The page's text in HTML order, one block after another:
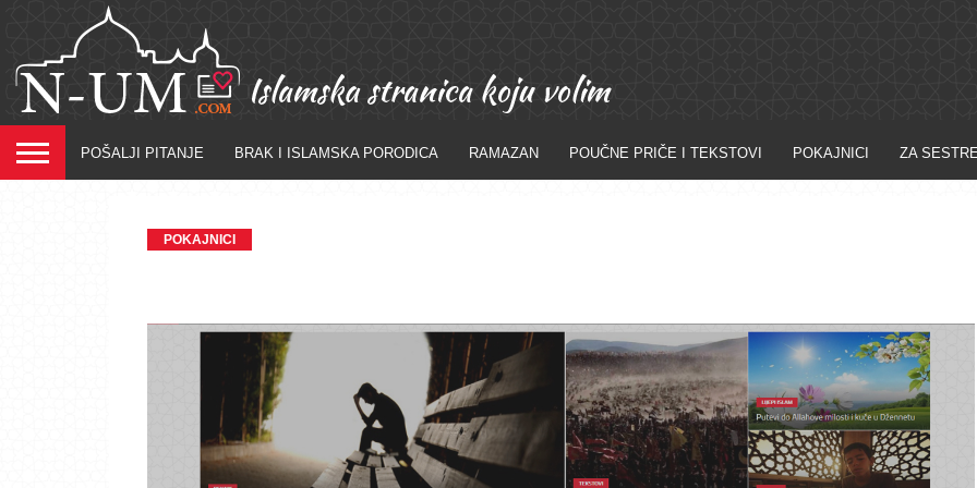
POŠALJI PITANJE BRAK I ISLAMSKA PORODICA RAMAZAN POUČNE PRIČE I TEKSTOVI POKAJNICI ZA SESTRE
POKAJNICI